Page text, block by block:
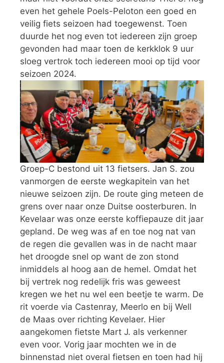
even het gehele Poels-Peloton een goed en
veilig fiets seizoen had toegewenst. Toen
duurde het nog even tot iedereen zijn groep
gevonden had maar toen de kerkklok 9 uur
sloeg vertrok toch iedereen mooi op tijd voor
seizoen 2024.
Groep-C bestond uit 13 fietsers. Jan S. zou
vanmorgen de eerste wegkapitein van het
nieuwe seizoen zijn. De route ging meteen de
grens over naar onze Duitse oosterburen. In
Kevelaar was onze eerste koffiepauze dit jaar
gepland. De weg was af en toe nog nat van
de regen die gevallen was in de nacht maar
het droogde snel op want de zon stond
inmiddels al hoog aan de hemel. Omdat het
bij vertrek nog redelijk fris was geweest
kregen we het nu wel een beetje te warm. De
rit voerde via Castenray, Meerlo en bij Well
de Maas over richting Kevelaer. Hier
aangekomen fietste Mart J. als verkenner
even voor. Vorig jaar mochten we in de
binnenstad niet overal fietsen en toen had hij